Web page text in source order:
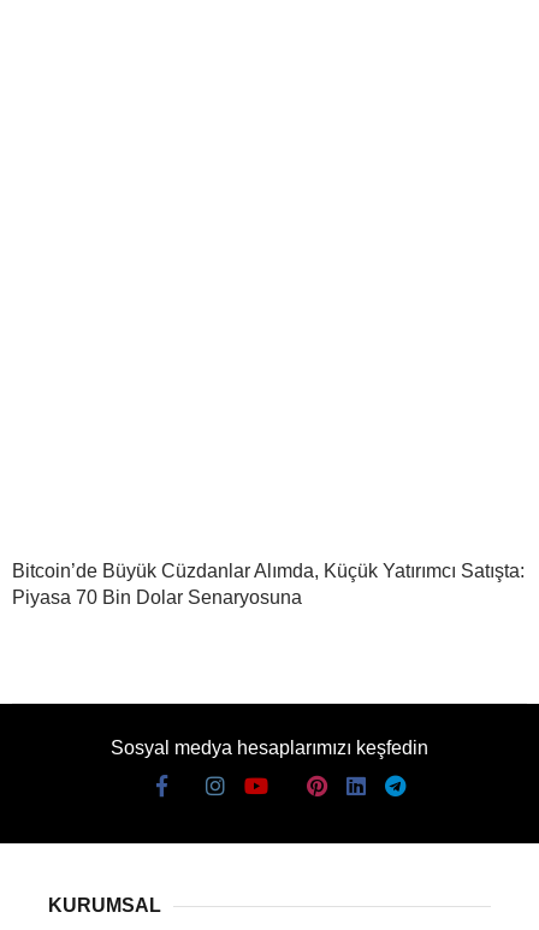
Bitcoin’de Büyük Cüzdanlar Alımda, Küçük Yatırımcı Satışta:
Piyasa 70 Bin Dolar Senaryosuna
Sosyal medya hesaplarımızı keşfedin
KURUMSAL